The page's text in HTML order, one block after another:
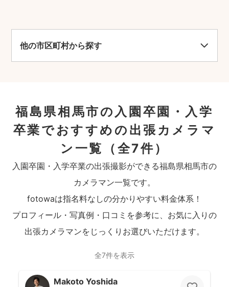
他の市区町村から探す
福島県相馬市の入園卒園・入学
卒業でおすすめの出張カメラマ
ン一覧
（全7件）
入園卒園・入学卒業の出張撮影ができる福島県相馬市の
カメラマン一覧です。
fotowaは指名料なしの分かりやすい料金体系！
プロフィール・写真例・口コミを参考に、お気に入りの
出張カメラマンをじっくりお選びいただけます。
全7件を表示
Makoto Yoshida